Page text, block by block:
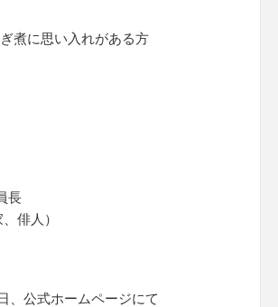
煮に思い入れがある方
長
俳人）
、公式ホームページにて